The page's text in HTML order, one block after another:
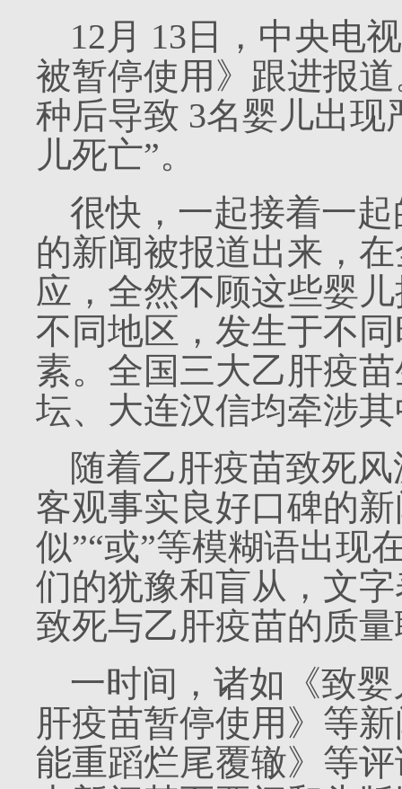
12 月 13 日，中央电
被暂停使用》跟进报
种后导致 3名婴儿出现
儿死亡”。
很快，一起接着一
的新闻被报道出来，
应，全然不顾这些婴
不同地区，发生于不
素。全国三大乙肝疫
坛、大连汉信均牵涉
随着乙肝疫苗致死
客观事实良好口碑的
似”“或”等模糊语出现
们的犹豫和盲从，文
致死与乙肝疫苗的质
一时间，诸如《致
肝疫苗暂停使用》等
能重蹈烂尾覆辙》等